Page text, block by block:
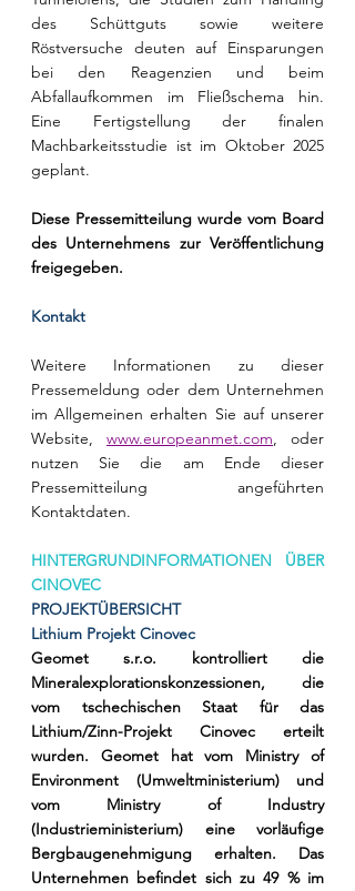
des Schüttguts sowie weitere
Röstversuche deuten auf Einsparungen
bei den Reagenzien und beim
Abfallaufkommen im Fließschema hin.
Eine Fertigstellung der finalen
Machbarkeitsstudie ist im Oktober 2025
geplant.
Diese Pressemitteilung wurde vom Board
des Unternehmens zur Veröffentlichung
freigegeben.
Kontakt
Weitere Informationen zu dieser
Pressemeldung oder dem Unternehmen
im Allgemeinen erhalten Sie auf unserer
Website, www.europeanmet.com, oder
nutzen Sie die am Ende dieser
Pressemitteilung angeführten
Kontaktdaten.
HINTERGRUNDINFORMATIONEN ÜBER
CINOVEC
PROJEKTÜBERSICHT
Lithium Projekt Cinovec
Geomet s.r.o. kontrolliert die
Mineralexplorationskonzessionen, die
vom tschechischen Staat für das
Lithium/Zinn-Projekt Cinovec erteilt
wurden. Geomet hat vom Ministry of
Environment (Umweltministerium) und
vom Ministry of Industry
(Industrieministerium) eine vorläufige
Bergbaugenehmigung erhalten. Das
Unternehmen befindet sich zu 49 % im